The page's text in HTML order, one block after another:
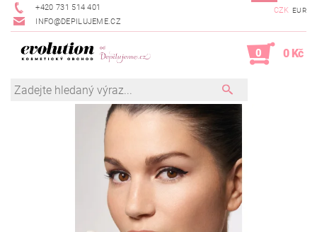
+420 731 514 401
INFO@DEPILUJEME.CZ
CZK EUR
0 0 Kč